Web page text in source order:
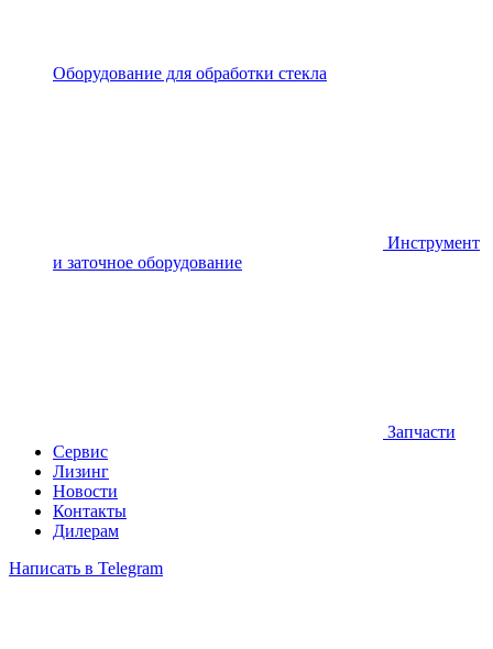
Оборудование для обработки стекла
Инструмент
и заточное оборудование
Запчасти
Сервис
Лизинг
Новости
Контакты
Дилерам
Написать в Telegram